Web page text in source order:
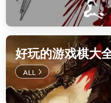
好玩的游戏棋大